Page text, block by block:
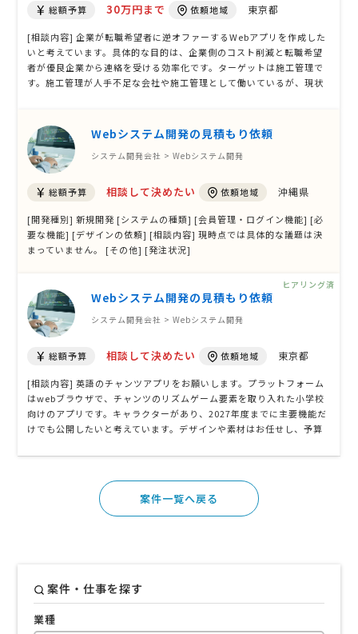
総額予算 30万円まで 依頼地域 東京都
[相談内容] 企業が転職希望者に逆オファーするWebアプリを作成した
いと考えています。具体的な目的は、企業側のコスト削減と転職希望
者が優良企業から連絡を受ける効率化です。ターゲットは施工管理で
す。施工管理が人手不足な会社や施工管理として働いているが、現状
能、応募ボタン、メッセー …Webシステム開発の見積もり依頼
システム開発会社 > Webシステム開発
総額予算 相談して決めたい 依頼地域 沖縄県
[開発種別] 新規開発 [システムの種類] [会員管理・ログイン機能] [必
要な機能] [デザインの依頼] [相談内容] 現時点では具体的な議題は決
まっていません。 [その他] [発注状況]
Webシステム開発の見積もり依頼
システム開発会社 > Webシステム開発
総額予算 相談して決めたい 依頼地域 東京都
[相談内容] 英語のチャンツアプリをお願いします。プラットフォーム
はwebブラウザで、チャンツのリズムゲーム要素を取り入れた小学校
向けのアプリです。キャラクターがあり、2027年度までに主要機能だ
けでも公開したいと考えています。デザインや素材はお任せし、予算
ヒアリング済
案件一覧へ戻る
案件・仕事を探す
業種